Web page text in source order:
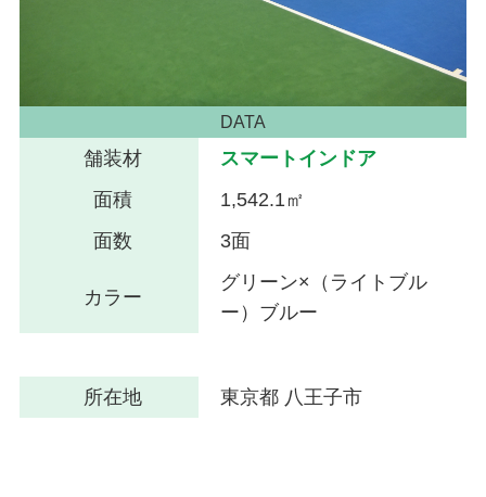
DATA
舗装材
スマートインドア
面積
1,542.1㎡
面数
3面
カラー
グリーン×（ライトブル
ー）ブルー
所在地 東京都 八王子市